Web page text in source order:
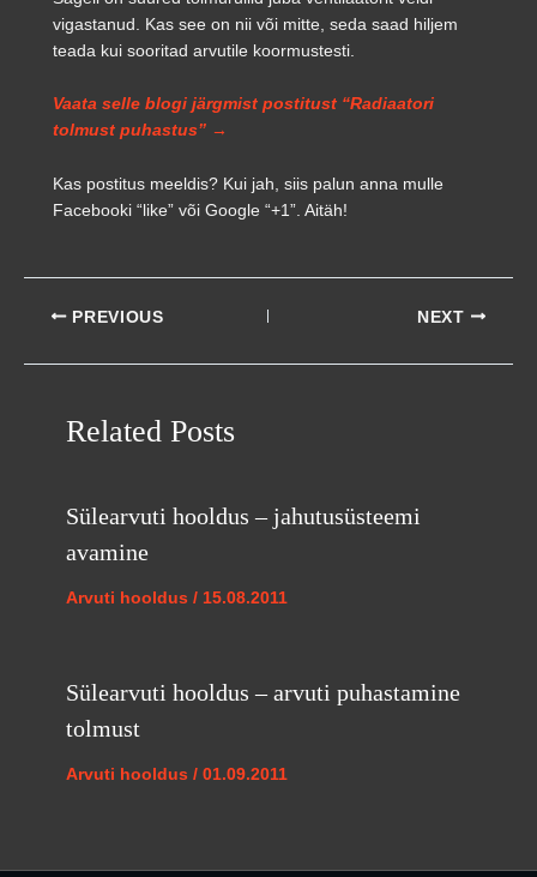
vigastanud. Kas see on nii või mitte, seda saad hiljem
teada kui sooritad arvutile koormustesti.
Vaata selle blogi järgmist postitust “Radiaatori
tolmust puhastus” →
Kas postitus meeldis? Kui jah, siis palun anna mulle
Facebooki “like” või Google “+1”. Aitäh!
PREVIOUS NEXT
Related Posts
Sülearvuti hooldus – jahutusüsteemi
avamine
Arvuti hooldus / 15.08.2011
Sülearvuti hooldus – arvuti puhastamine
tolmust
Arvuti hooldus / 01.09.2011